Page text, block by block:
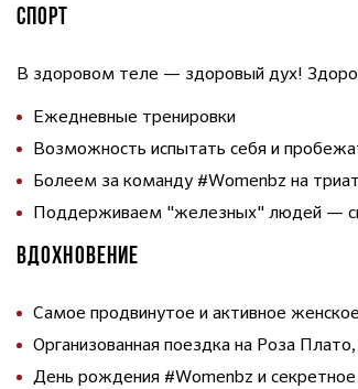
СПОРТ
В здоровом теле — здоровый дух!
Ежедневные тренировки
Возможность испытать себя и
Болеем за команду #Womenbz на
Поддерживаем "железных" людей —
ВДОХНОВЕНИЕ
Самое продвинутое и активное
Организованная поездка на Роза
День рождения #Womenbz и